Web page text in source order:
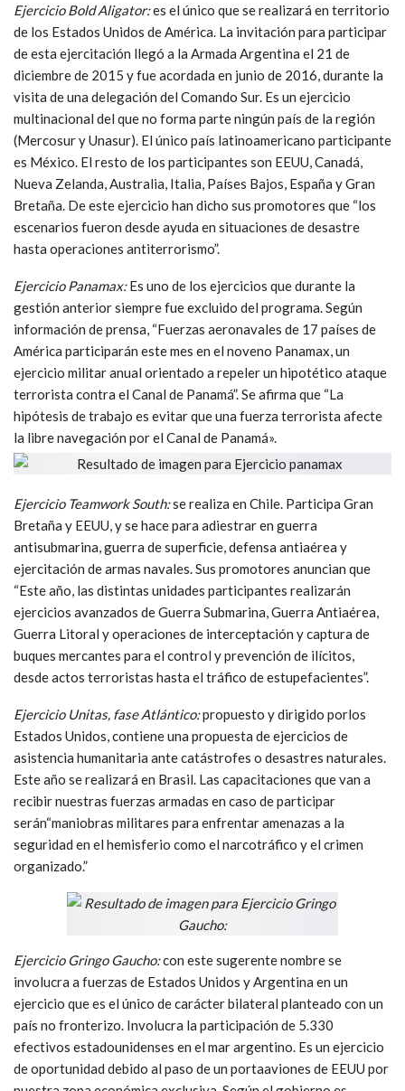
Ejercicio Bold Aligator:es el único que se realizará en territorio
de los Estados Unidos de América. La invitación para participar
de esta ejercitación llegó a la Armada Argentina el 21 de
diciembre de 2015 y fue acordada en junio de 2016, durante la
visita de una delegación del Comando Sur. Es un ejercicio
multinacional del que no forma parte ningún país de la región
(Mercosur y Unasur). El único país latinoamericano participante
es México. El resto de los participantes son EEUU, Canadá,
Nueva Zelanda, Australia, Italia, Países Bajos, España y Gran
Bretaña. De este ejercicio han dicho sus promotores que “los
escenarios fueron desde ayuda en situaciones de desastre
hasta operaciones antiterrorismo”.
Ejercicio Panamax:Es uno de los ejercicios que durante la
gestión anterior siempre fue excluido del programa. Según
información de prensa, “Fuerzas aeronavales de 17 países de
América participarán este mes en el noveno Panamax, un
ejercicio militar anual orientado a repeler un hipotético ataque
terrorista contra el Canal de Panamá”. Se afirma que “La
hipótesis de trabajo es evitar que una fuerza terrorista afecte
la libre navegación por el Canal de Panamá».
Ejercicio Teamwork South:se realiza en Chile. Participa Gran
Bretaña y EEUU, y se hace para adiestrar en guerra
antisubmarina, guerra de superficie, defensa antiaérea y
ejercitación de armas navales. Sus promotores anuncian que
“Este año, las distintas unidades participantes realizarán
ejercicios avanzados de Guerra Submarina, Guerra Antiaérea,
Guerra Litoral y operaciones de interceptación y captura de
buques mercantes para el control y prevención de ilícitos,
desde actos terroristas hasta el tráfico de estupefacientes”.
Ejercicio Unitas, fase Atlántico:propuesto y dirigido porlos
Estados Unidos, contiene una propuesta de ejercicios de
asistencia humanitaria ante catástrofes o desastres naturales.
Este año se realizará en Brasil. Las capacitaciones que van a
recibir nuestras fuerzas armadas en caso de participar
serán“maniobras militares para enfrentar amenazas a la
seguridad en el hemisferio como el narcotráfico y el crimen
organizado.”
Ejercicio Gringo Gaucho:con este sugerente nombre se
involucra a fuerzas de Estados Unidos y Argentina en un
ejercicio que es el único de carácter bilateral planteado con un
país no fronterizo. Involucra la participación de 5.330
efectivos estadounidenses en el mar argentino. Es un ejercicio
de oportunidad debido al paso de un portaaviones de EEUU por